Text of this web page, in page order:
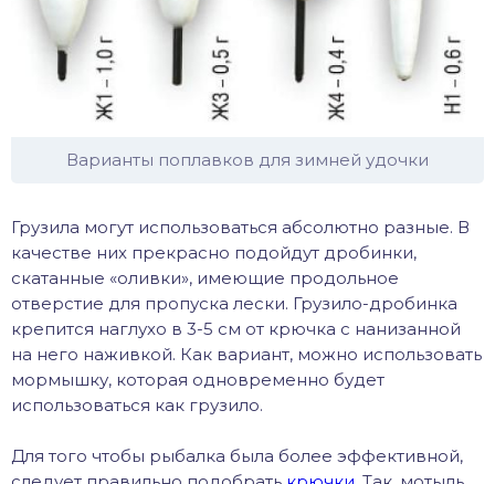
Варианты поплавков для зимней удочки
Грузила могут использоваться абсолютно разные. В
качестве них прекрасно подойдут дробинки,
скатанные «оливки», имеющие продольное
отверстие для пропуска лески. Грузило-дробинка
крепится наглухо в 3-5 см от крючка с нанизанной
на него наживкой. Как вариант, можно использовать
мормышку, которая одновременно будет
использоваться как грузило.
Для того чтобы рыбалка была более эффективной,